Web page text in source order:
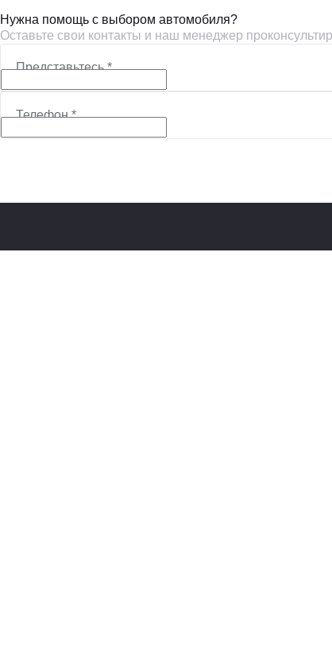
Нужна помощь с выбором автомобиля?
Оставьте свои контакты и наш менеджер
Представьтесь*
Телефон*